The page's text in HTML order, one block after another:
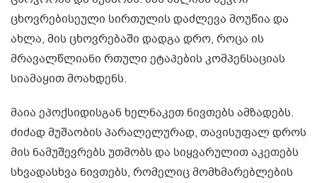
ცხოვრებისეული სირთულის დაძლევა მოუწია და
ახლა, მის ცხოვრებაში დადგა დრო, როცა ის
მრავალწლიანი რთული ეტაპების კომპენსაციას
სიამაყით მოახდენს.
მაია ეპოქსიდისგან ხელნაკეთ ნივთებს ამზადებს.
ძიძად მუშაობის პარალელურად, თავისუფალ დროს
მის ნამუშევრებს უთმობს და სიყვარულით აკეთებს
სხვადასხვა ნივთებს, რომელიც მომხმარებლების